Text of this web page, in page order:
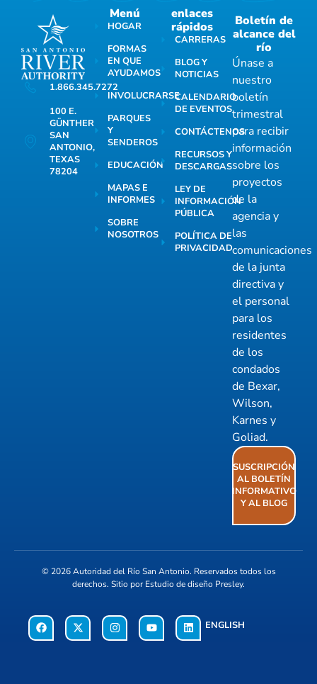
1.866.345.7272
100 E.
GÜNTHER
SAN
ANTONIO,
TEXAS
78204
Menú
HOGAR
FORMAS
EN QUE
AYUDAMOS
INVOLUCRARSE
PARQUES
Y
SENDEROS
EDUCACIÓN
MAPAS E
INFORMES
SOBRE
NOSOTROS
enlaces
rápidos
CARRERAS
BLOG Y
NOTICIAS
CALENDARIO
DE EVENTOS
CONTÁCTENOS
RECURSOS Y
DESCARGAS
LEY DE
INFORMACIÓN
PÚBLICA
POLÍTICA DE
PRIVACIDAD
Boletín de
alcance del
río
Únase a
nuestro
boletín
trimestral
para recibir
información
sobre los
proyectos
de la
agencia y
las
comunicaciones
de la junta
directiva y
el personal
para los
residentes
de los
condados
de Bexar,
Wilson,
Karnes y
Goliad.
SUSCRIPCIÓN
AL BOLETÍN
INFORMATIVO
Y AL BLOG
© 2026Autoridad del Río San Antonio. Reservados todos los
derechos. Sitio porEstudio de diseño Presley.
ENGLISH